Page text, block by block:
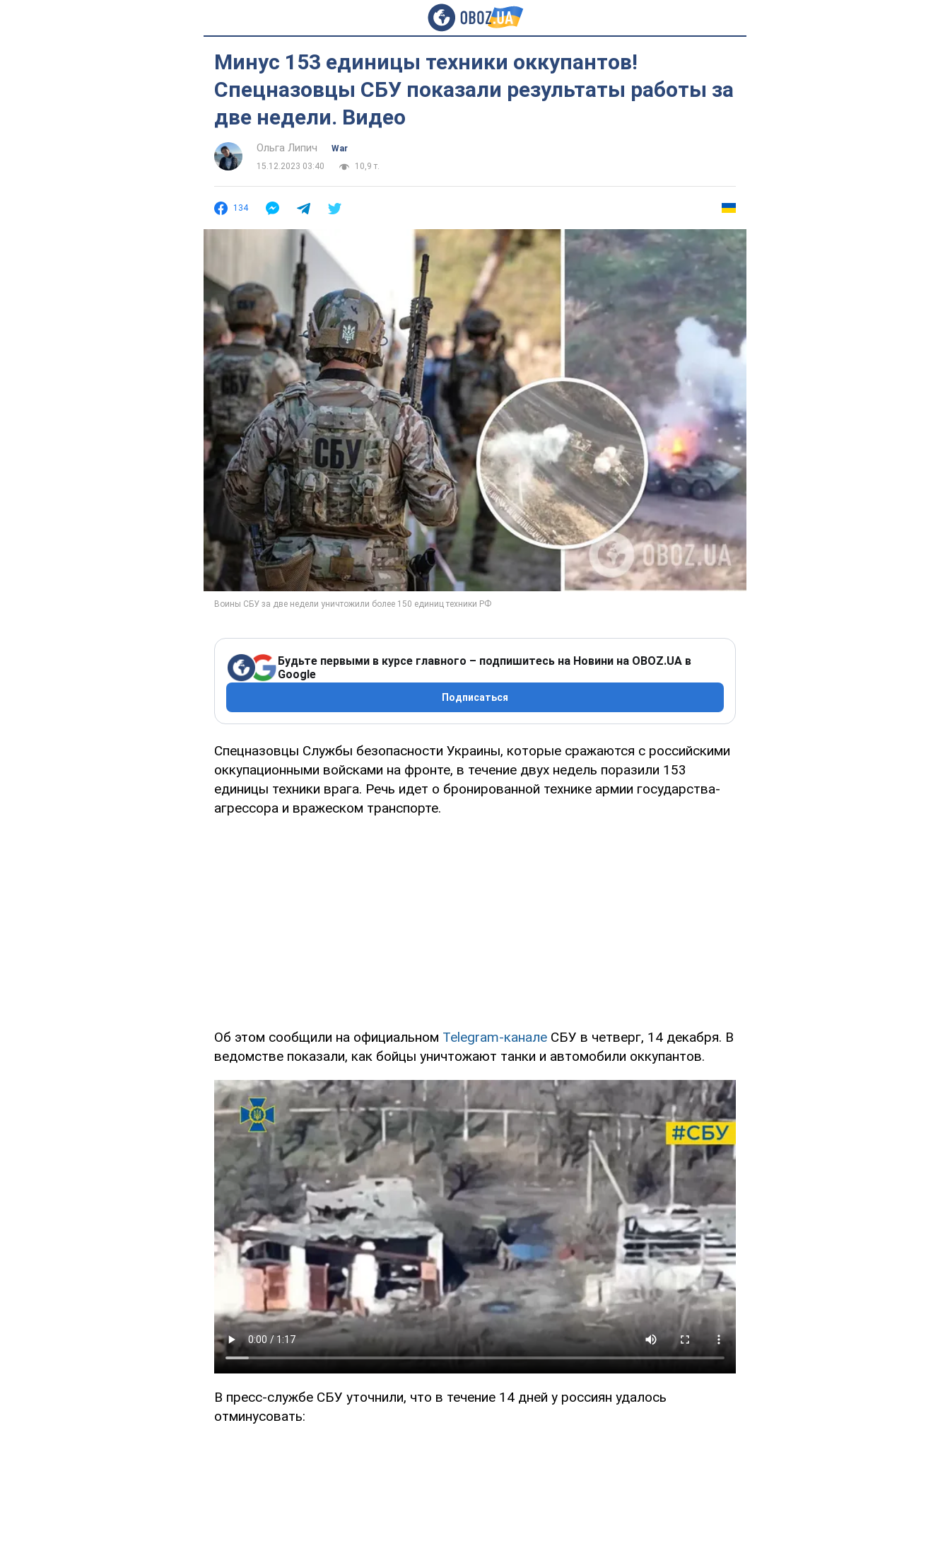
Минус 153 единицы техники оккупантов!
Спецназовцы СБУ показали результаты работы за
две недели. Видео
Ольга Липич
War
15.12.2023 03:40
10,9 т.
134
Будьте первыми в курсе главного – подпишитесь на Новини на OBOZ.UA в
Google
Подписаться
Спецназовцы Службы безопасности Украины, которые сражаются с российскими
оккупационными войсками на фронте, в течение двух недель поразили 153
единицы техники врага. Речь идет о бронированной технике армии государства-
агрессора и вражеском транспорте.
Об этом сообщили на официальном Telegram-канале СБУ в четверг, 14 декабря. В
ведомстве показали, как бойцы уничтожают танки и автомобили оккупантов.
В пресс-службе СБУ уточнили, что в течение 14 дней у россиян удалось
отминусовать: